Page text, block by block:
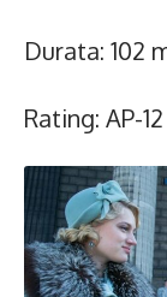
Durata: 102
Rating: AP-12